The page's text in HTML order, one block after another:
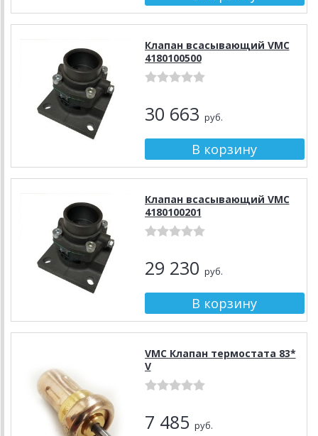
Клапан всасывающий VMC
4180100500
30 663 руб.
Клапан всасывающий VMC
4180100201
29 230 руб.
VMC Клапан термостата 83*
V
7 485 руб.